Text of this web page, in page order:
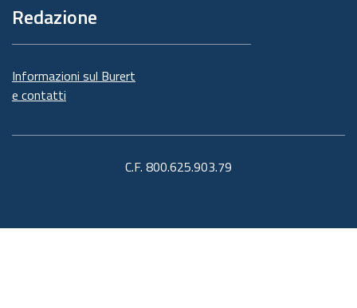
Redazione
Informazioni sul Burert
e contatti
C.F. 800.625.903.79